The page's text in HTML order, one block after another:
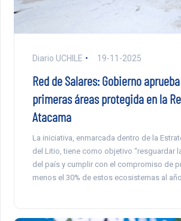
Diario UCHILE 19-11-2025
Red de Salares: Gobierno
primeras áreas protegida en la
Atacama
La iniciativa, enmarcada dentro de la
del Litio, tiene como objetivo “resguardar
del país y cumplir con el compromiso de
menos el 30% de estos ecosistemas al año